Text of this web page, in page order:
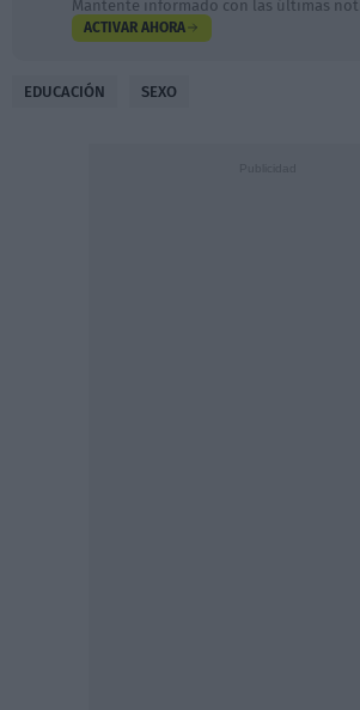
Mantente informado con las últimas
ACTIVAR AHORA
EDUCACIÓN SEXO